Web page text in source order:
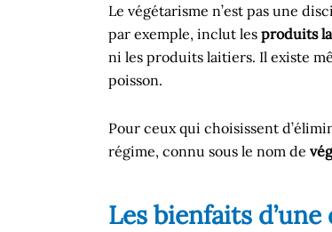
Le végétarisme n’est pas une
par exemple, inclut les produits
ni les produits laitiers. Il existe
poisson.
Pour ceux qui choisissent
régime, connu sous le nom de
Les bienfaits